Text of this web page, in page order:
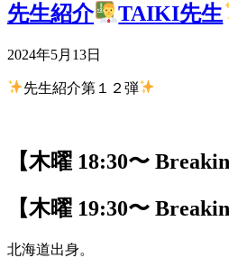
先生紹介 TAIKI先生
2024年5月13日
先生紹介第１２弾
【木曜 18:30〜
【木曜 19:30〜
北海道出身。